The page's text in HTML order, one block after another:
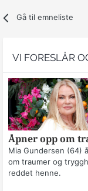
Gå til emneliste
VI FORESLÅR
Åpner opp om
Mia Gundersen (64)
om traumer og
reddet henne.